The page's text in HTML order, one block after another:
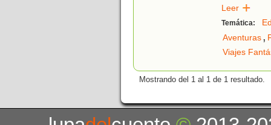
Leer
Temática:
Aventuras,
Viajes
Mostrando del 1 al 1 de 1 resultado.